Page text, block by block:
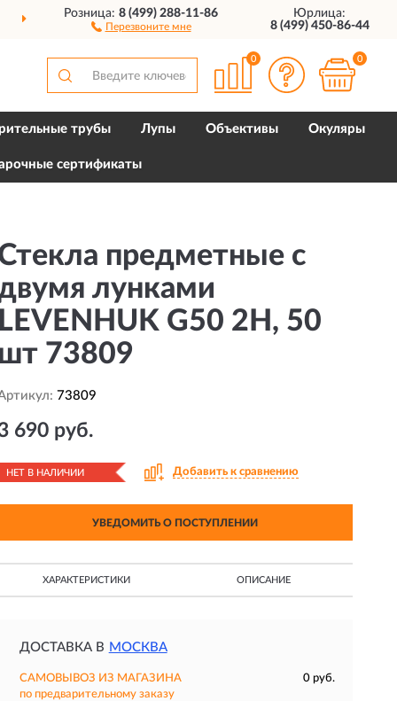
ДОСТАВИМ ПО ВСЕЙ РОССИИ
Розница:8 (499) 288-11-86
Перезвоните мне
Юрлица:
8 (499) 450-86-44
0 0
трубы Лупы Объективы Окуляры
сертификаты
предметные с
лунками
G50 2H, 50
73809
73809
690 руб.
НЕТ В НАЛИЧИИ Добавить к сравнению
УВЕДОМИТЬ О ПОСТУПЛЕНИИ
ХАРАКТЕРИСТИКИ ОПИСАНИЕ
ДОСТАВКА В МОСКВА
САМОВЫВОЗ ИЗ МАГАЗИНА
0 руб.
по предварительному заказу